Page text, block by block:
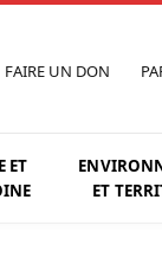
FAIRE UN DON
ET
ET